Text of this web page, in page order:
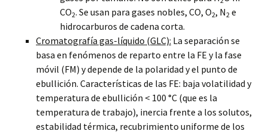
CO2. Se usan para gases nobles, CO, O2, N2 e
hidrocarburos de cadena corta.
Cromatografía gas-líquido (GLC): La separación se
basa en fenómenos de reparto entre la FE y la fase
móvil (FM) y depende de la polaridad y el punto de
ebullición. Características de las FE: baja volatilidad y
temperatura de ebullición < 100 °C (que es la
temperatura de trabajo), inercia frente a los solutos,
estabilidad térmica, recubrimiento uniforme de los